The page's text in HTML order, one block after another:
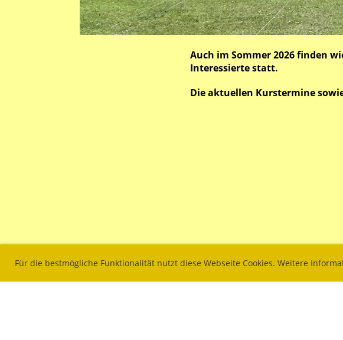
Für die bestmögliche Funktionalität nutzt diese Webseite Cookies. Weitere
Auch im Sommer 2026 finden
Interessierte statt.
Die aktuellen Kurstermine